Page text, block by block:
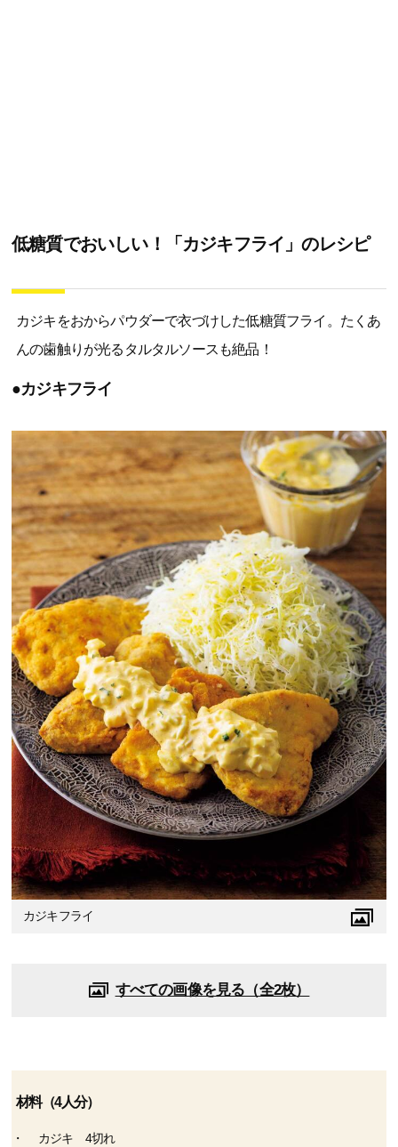
低糖質でおいしい！「カジキフライ」のレシピ
カジキをおからパウダーで衣づけした低糖質フライ。たくあ
んの歯触りが光るタルタルソースも絶品！
●カジキフライ
カジキフライ
すべての画像を見る（全2枚）
材料（4人分）
カジキ 4切れ